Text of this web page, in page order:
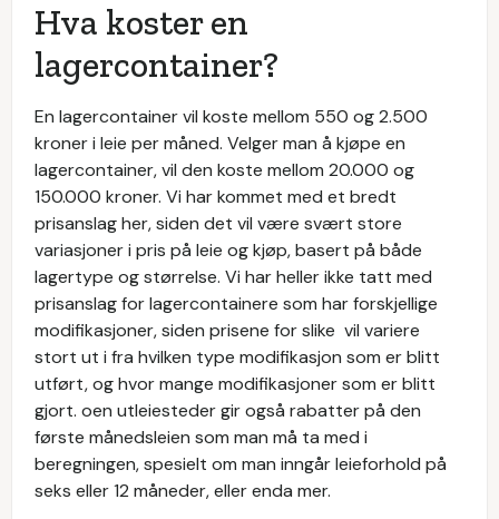
Hva koster en
lagercontainer?
En lagercontainer vil koste mellom 550 og 2.500
kroner i leie per måned. Velger man å kjøpe en
lagercontainer, vil den koste mellom 20.000 og
150.000 kroner. Vi har kommet med et bredt
prisanslag her, siden det vil være svært store
variasjoner i pris på leie og kjøp, basert på både
lagertype og størrelse. Vi har heller ikke tatt med
prisanslag for lagercontainere som har forskjellige
modifikasjoner, siden prisene for slike vil variere
stort ut i fra hvilken type modifikasjon som er blitt
utført, og hvor mange modifikasjoner som er blitt
gjort. oen utleiesteder gir også rabatter på den
første månedsleien som man må ta med i
beregningen, spesielt om man inngår leieforhold på
seks eller 12 måneder, eller enda mer.